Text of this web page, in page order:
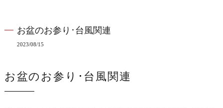
お盆のお参り･台風関連
2023/08/15
お盆のお参り･台風関連